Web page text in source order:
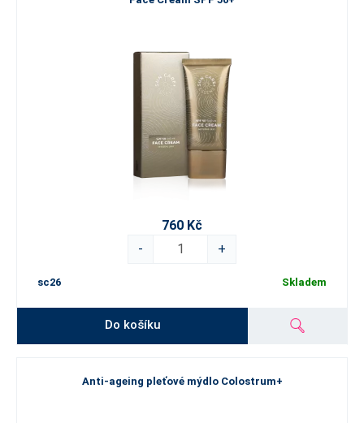
760 Kč
-
+
sc26 Skladem
Do košíku
Anti-ageing pleťové mýdlo Colostrum+